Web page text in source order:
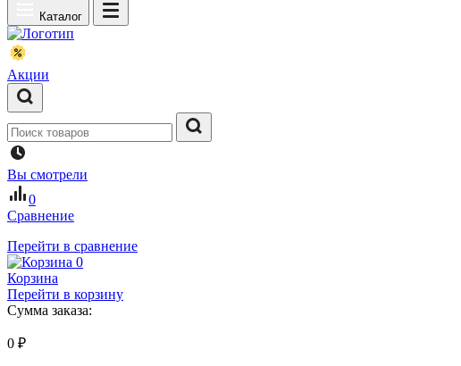
Каталог
Акции
Вы смотрели
0
Сравнение
Перейти в сравнение
0
Корзина
Перейти в корзину
Сумма заказа:
0 ₽